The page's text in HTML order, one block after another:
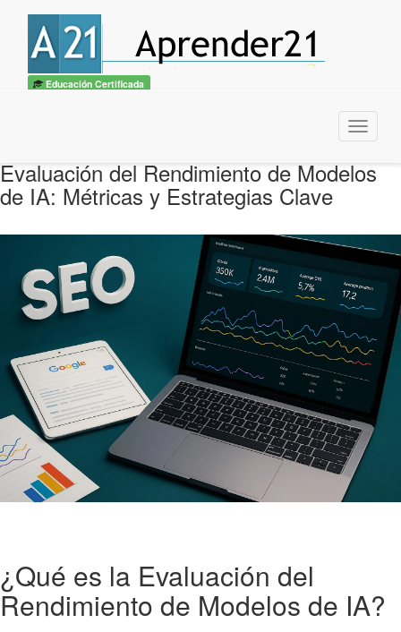
Educación Certificada
Menu
Evaluación del Rendimiento de Modelos
de IA: Métricas y Estrategias Clave
¿Qué es la Evaluación del
Rendimiento de Modelos de IA?